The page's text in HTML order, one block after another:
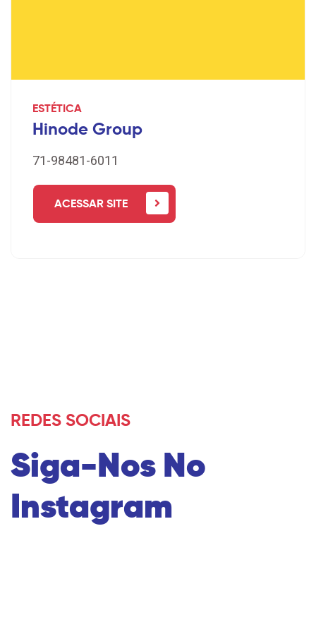
ESTÉTICA
Hinode Group
71-98481-6011
ACESSAR SITE
REDES SOCIAIS
Siga-Nos No
Instagram